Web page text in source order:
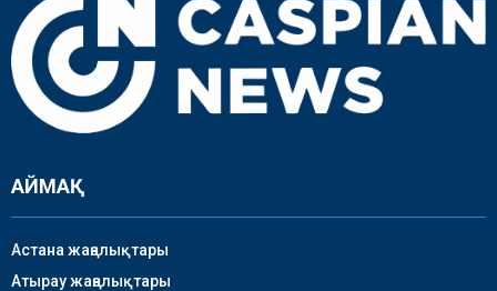
АЙМАҚ
Астана жаңалықтары
Атырау жаңалықтары